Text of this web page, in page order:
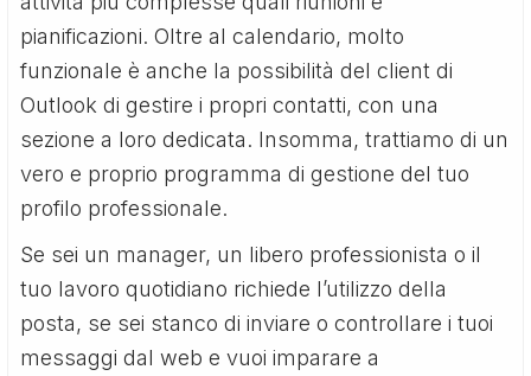
pianificazioni. Oltre al calendario, molto
funzionale è anche la possibilità del client di
Outlook di gestire i propri contatti, con una
sezione a loro dedicata. Insomma, trattiamo di un
vero e proprio programma di gestione del tuo
profilo professionale.
Se sei un manager, un libero professionista o il
tuo lavoro quotidiano richiede l’utilizzo della
posta, se sei stanco di inviare o controllare i tuoi
messaggi dal web e vuoi imparare a